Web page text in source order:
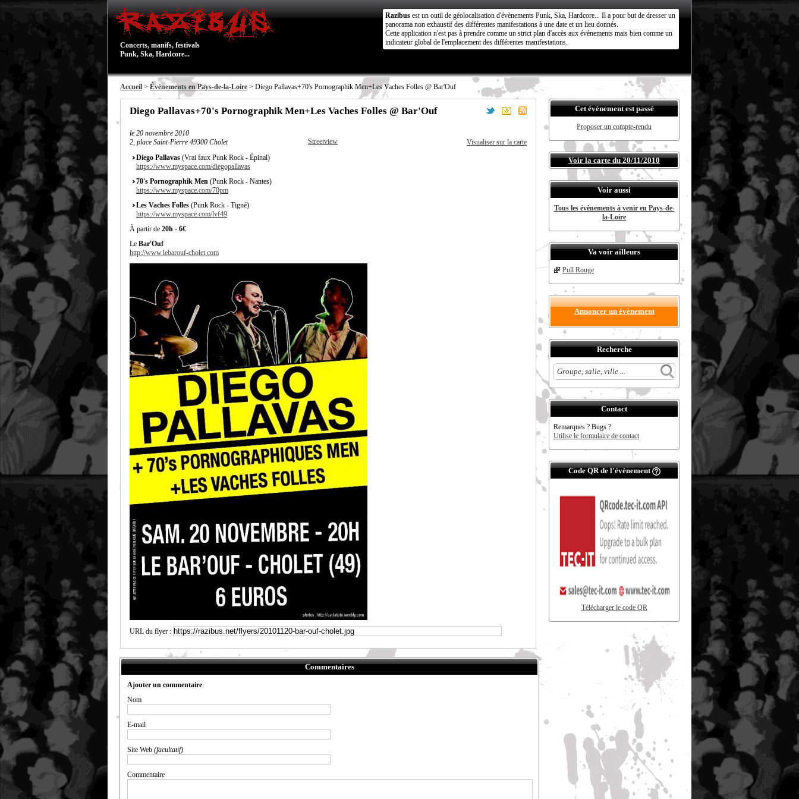
Concerts, manifs, festivals
Punk, Ska, Hardcore...
Razibus est un outil de géolocalisation d'évènements Punk, Ska, Hardcore... Il a pour but de dresser un
panorama non exhaustif des différentes manifestations à une date et un lieu donnés.
Cette application n'est pas à prendre comme un strict plan d'accès aux évènements mais bien comme un
indicateur global de l'emplacement des différentes manifestations.
Accueil > Évènements en Pays-de-la-Loire > Diego Pallavas+70's Pornographik Men+Les Vaches Folles @ Bar'Ouf
Diego Pallavas+70's Pornographik Men+Les Vaches Folles @ Bar'Ouf
le 20 novembre 2010
2, place Saint-Pierre 49300 Cholet
Streetview
Visualiser sur la carte
Diego Pallavas (Vrai faux Punk Rock - Épinal)
https://www.myspace.com/diegopallavas
70's Pornographik Men (Punk Rock - Nantes)
https://www.myspace.com/70pm
Les Vaches Folles (Punk Rock - Tigné)
https://www.myspace.com/lvf49
À partir de 20h - 6€
Le Bar'Ouf
http://www.lebarouf-cholet.com
URL du flyer :
Commentaires
Ajouter un commentaire
Nom
E-mail
Site Web (facultatif)
Commentaire
Cet évènement est passé
Proposer un compte-rendu
Voir la carte du 20/11/2010
Voir aussi
Tous les évènements à venir en Pays-de-
la-Loire
Va voir ailleurs
Pull Rouge
Annoncer un évènement
Recherche
Contact
Remarques ? Bugs ?
Utilise le formulaire de contact
Code QR de l'évènement
Télécharger le code QR